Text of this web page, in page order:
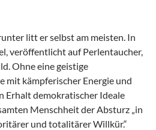
litt er selbst am meisten. In
veröffentlicht auf Perlentaucher,
Ohne eine geistige
mit kämpferischer Energie und
Erhalt demokratischer Ideale
Menschheit der Absturz „in
und totalitärer Willkür.“